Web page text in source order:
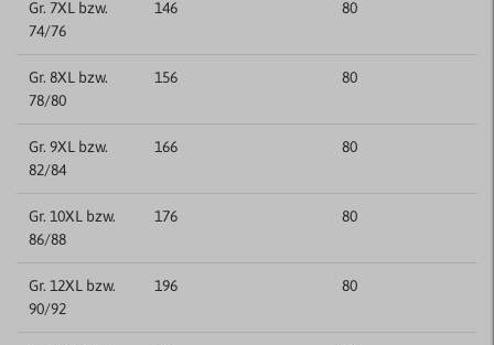
Gr. 7XL bzw.
74/76
146 80
Gr. 8XL bzw.
78/80
156 80
Gr. 9XL bzw.
82/84
166 80
Gr. 10XL bzw.
86/88
176 80
Gr. 12XL bzw.
90/92
196 80